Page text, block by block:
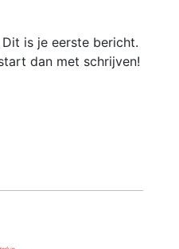
is je eerste bericht.
dan met schrijven!